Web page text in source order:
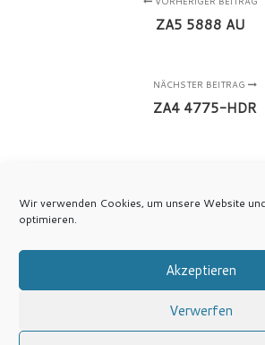
Wir verwenden Cookies, um unsere Website
optimieren.
Akzeptieren
Verwerfen
ZA5 5888 AU
NÄCHSTER BEITRAG
ZA4 4775-HDR